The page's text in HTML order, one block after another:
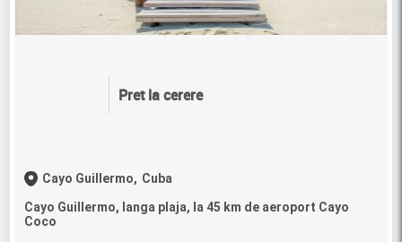
Pret la cerere
Cayo Guillermo, Cuba
Cayo Guillermo, langa plaja, la 45 km de aeroport Cayo
Coco